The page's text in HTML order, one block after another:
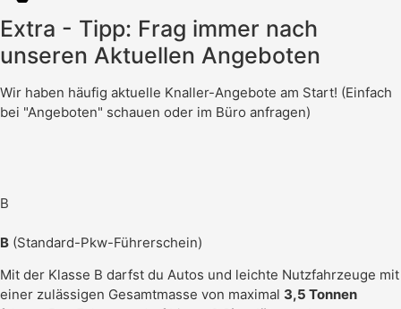
Extra - Tipp: Frag immer nach
unseren Aktuellen Angeboten
Wir haben häufig aktuelle Knaller-Angebote am Start! (Einfach
bei "Angeboten" schauen oder im Büro anfragen)
B
B (Standard-Pkw-Führerschein)
Mit der Klasse B darfst du Autos und leichte Nutzfahrzeuge mit
einer zulässigen Gesamtmasse von maximal 3,5 Tonnen